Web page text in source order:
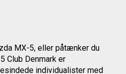
MX-5, eller påtænker du
Club Denmark er
individualister med